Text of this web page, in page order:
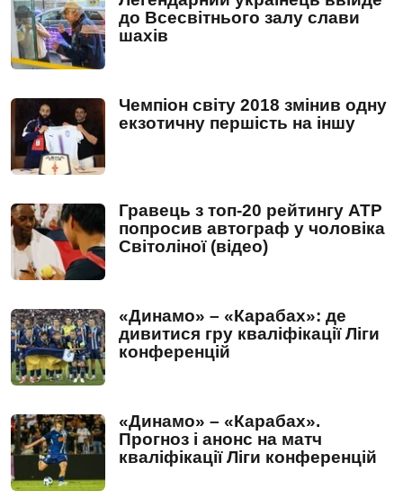
до Всесвітнього залу слави
шахів
Чемпіон світу 2018 змінив одну
екзотичну першість на іншу
Гравець з топ-20 рейтингу ATP
попросив автограф у чоловіка
Світоліної (відео)
«Динамо» – «Карабах»: де
дивитися гру кваліфікації Ліги
конференцій
«Динамо» – «Карабах».
Прогноз і анонс на матч
кваліфікації Ліги конференцій